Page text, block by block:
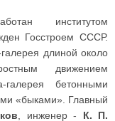
институтом
Госстроем СССР.
длиной около
движением
галерея бетонными
«быками». Главный
, инженер - К. П.